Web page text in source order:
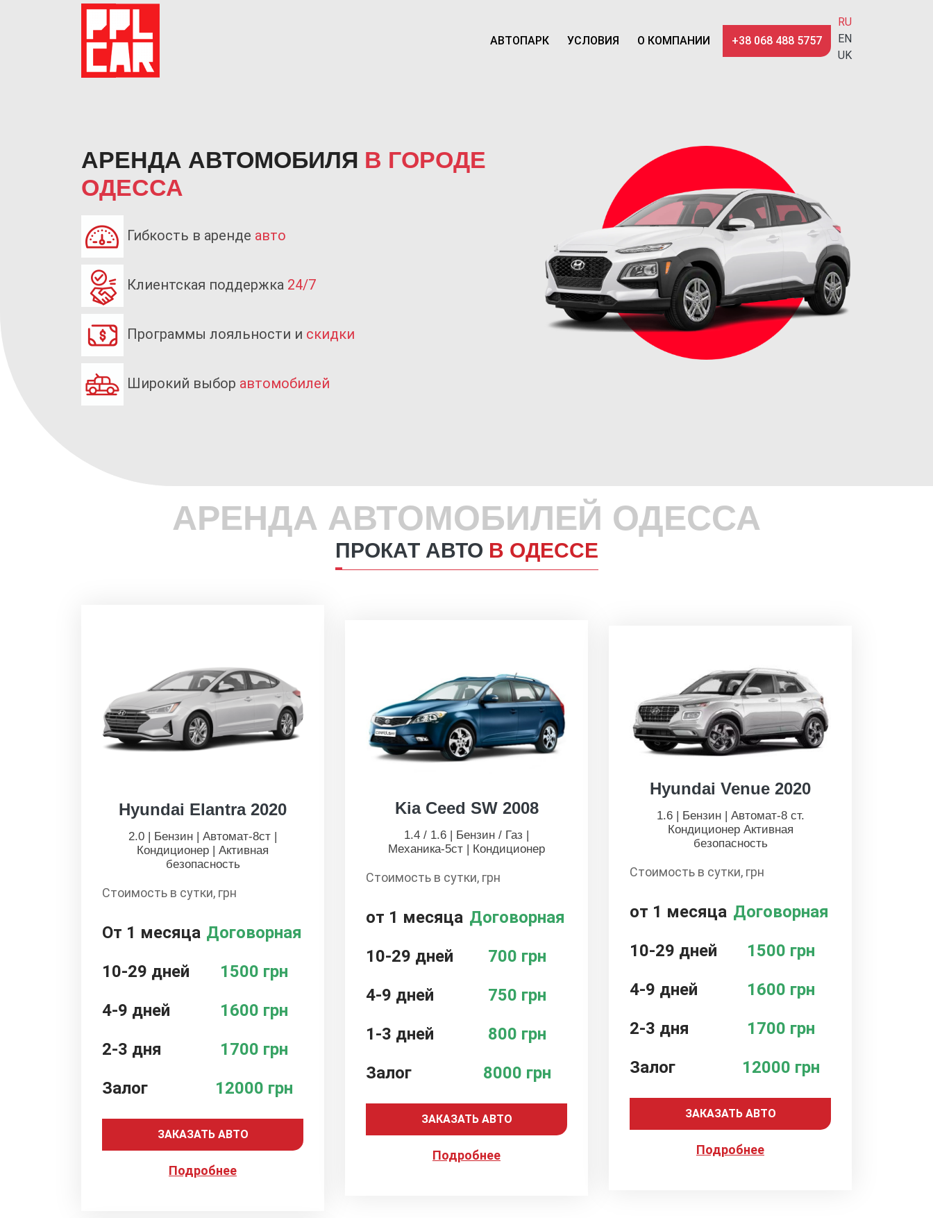
АВТОПАРК УСЛОВИЯ О КОМПАНИИ +38 068 488 5757
RU
EN
UK
АРЕНДА АВТОМОБИЛЯ В ГОРОДЕ
ОДЕССА
Гибкость в аренде авто
Клиентская поддержка 24/7
Программы лояльности и скидки
Широкий выбор автомобилей
АРЕНДА АВТОМОБИЛЕЙ ОДЕССА
ПРОКАТ АВТО В ОДЕССЕ
Hyundai Elantra 2020
2.0 | Бензин | Автомат-8ст |
Кондиционер | Активная
безопасность
Стоимость в сутки, грн
От 1 месяца Договорная
10-29 дней
1500 грн
4-9 дней
1600 грн
2-3 дня
1700 грн
Залог
12000 грн
ЗАКАЗАТЬ АВТО
Подробнее
Kia Ceed SW 2008
1.4 / 1.6 | Бензин / Газ |
Механика-5ст | Кондиционер
Стоимость в сутки, грн
от 1 месяца Договорная
10-29 дней
700 грн
4-9 дней
750 грн
1-3 дней
800 грн
Залог
8000 грн
ЗАКАЗАТЬ АВТО
Подробнее
Hyundai Venue 2020
1.6 | Бензин | Автомат-8 ст.
Кондиционер Активная
безопасность
Стоимость в сутки, грн
от 1 месяца Договорная
10-29 дней
1500 грн
4-9 дней
1600 грн
2-3 дня
1700 грн
Залог
12000 грн
ЗАКАЗАТЬ АВТО
Подробнее